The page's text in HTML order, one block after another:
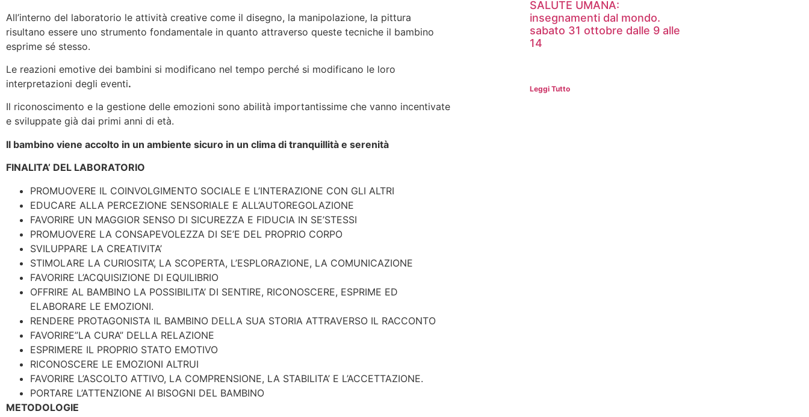
All’interno del laboratorio le attività creative come il disegno, la manipolazione, la pittura
risultano essere uno strumento fondamentale in quanto attraverso queste tecniche il bambino
esprime sé stesso.
Le reazioni emotive dei bambini si modificano nel tempo perché si modificano le loro
interpretazioni degli eventi.
Il riconoscimento e la gestione delle emozioni sono abilità importantissime che vanno incentivate
e sviluppate già dai primi anni di età.
Il bambino viene accolto in un ambiente sicuro in un clima di tranquillità e serenità
FINALITA’ DEL LABORATORIO
PROMUOVERE IL COINVOLGIMENTO SOCIALE E L’INTERAZIONE CON GLI ALTRI
EDUCARE ALLA PERCEZIONE SENSORIALE E ALL’AUTOREGOLAZIONE
FAVORIRE UN MAGGIOR SENSO DI SICUREZZA E FIDUCIA IN SE’STESSI
PROMUOVERE LA CONSAPEVOLEZZA DI SE’E DEL PROPRIO CORPO
SVILUPPARE LA CREATIVITA’
STIMOLARE LA CURIOSITA’, LA SCOPERTA, L’ESPLORAZIONE, LA COMUNICAZIONE
FAVORIRE L’ACQUISIZIONE DI EQUILIBRIO
OFFRIRE AL BAMBINO LA POSSIBILITA’ DI SENTIRE, RICONOSCERE, ESPRIME ED
ELABORARE LE EMOZIONI.
RENDERE PROTAGONISTA IL BAMBINO DELLA SUA STORIA ATTRAVERSO IL RACCONTO
FAVORIRE”LA CURA” DELLA RELAZIONE
ESPRIMERE IL PROPRIO STATO EMOTIVO
RICONOSCERE LE EMOZIONI ALTRUI
FAVORIRE L’ASCOLTO ATTIVO, LA COMPRENSIONE, LA STABILITA’ E L’ACCETTAZIONE.
PORTARE L’ATTENZIONE AI BISOGNI DEL BAMBINO
METODOLOGIE
SALUTE UMANA:
insegnamenti dal mondo.
sabato 31 ottobre dalle 9 alle
14
Leggi Tutto